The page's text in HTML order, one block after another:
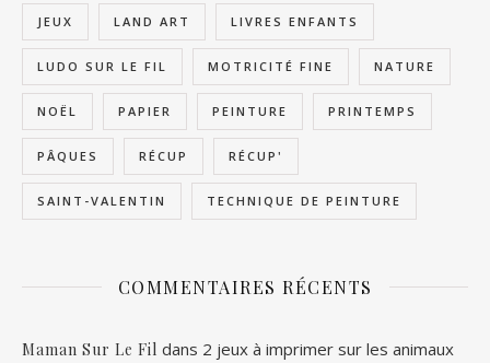
JEUX LAND ART LIVRES ENFANTS
LUDO SUR LE FIL MOTRICITÉ FINE NATURE
NOËL PAPIER PEINTURE PRINTEMPS
PÂQUES RÉCUP RÉCUP'
SAINT-VALENTIN TECHNIQUE DE PEINTURE
COMMENTAIRES RÉCENTS
Maman Sur Le Fil dans 2 jeux à imprimer sur les animaux